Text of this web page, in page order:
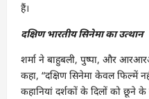
हैं।
दक्षिण भारतीय सिनेमा का उत्थान
शर्मा ने बाहुबली, पुष्पा, और
कहा, “दक्षिण सिनेमा केवल फिल्में
कहानियां दर्शकों के दिलों को छूने के